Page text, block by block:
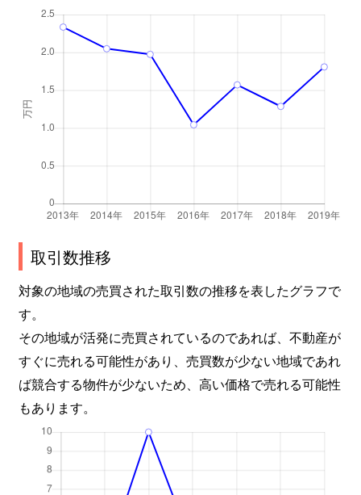
取引数推移
対象の地域の売買された取引数の推移を表したグラフで
す。
その地域が活発に売買されているのであれば、不動産が
すぐに売れる可能性があり、売買数が少ない地域であれ
ば競合する物件が少ないため、高い価格で売れる可能性
もあります。